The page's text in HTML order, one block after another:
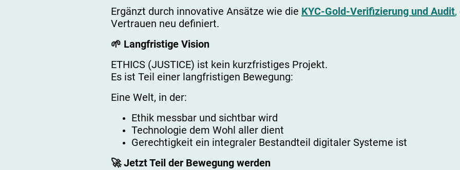
Ergänzt durch innovative Ansätze wie die KYC-Gold-Verifizierung und Audit,
Vertrauen neu definiert.
🌱 Langfristige Vision
ETHICS (JUSTICE) ist kein kurzfristiges Projekt.
Es ist Teil einer langfristigen Bewegung:
Eine Welt, in der:
Ethik messbar und sichtbar wird
Technologie dem Wohl aller dient
Gerechtigkeit ein integraler Bestandteil digitaler Systeme ist
🚀 Jetzt Teil der Bewegung werden